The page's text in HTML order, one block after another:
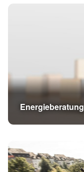
Energieberatung